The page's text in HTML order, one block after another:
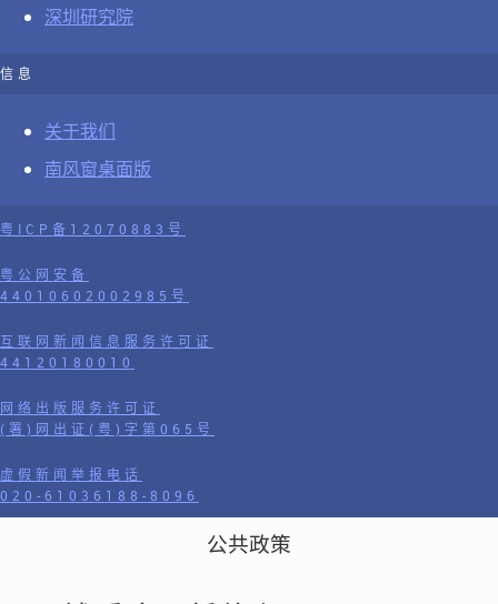
深圳研究院
信息
关于我们
南风窗桌面版
粤ICP备12070883号
粤公网安备
44010602002985号
互联网新闻信息服务许可证
44120180010
网络出版服务许可证
(署)网出证(粤)字第065号
虚假新闻举报电话
020-61036188-8096
公共政策